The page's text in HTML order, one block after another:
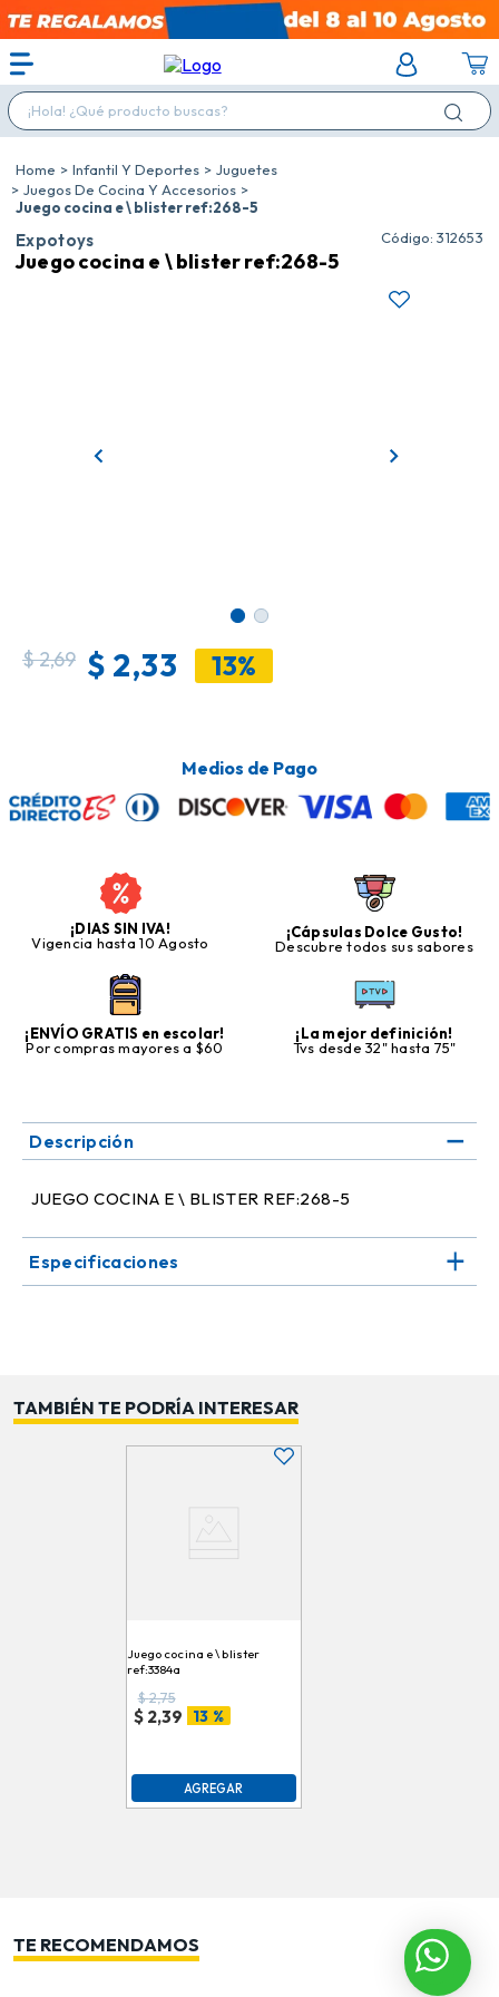
¡Hola! ¿Qué producto buscas?
Infantil Y Deportes
Juguetes
Juegos De Cocina Y Accesorios
Juego cocina e \ blister ref:268-5
Expotoys : 312653
Juego cocina e \ blister ref:268-5
$2,69 $ 2,33 13%
Medios de Pago
¡DIAS SIN IVA!
Vigencia hasta 10 Agosto
¡Cápsulas Dolce Gusto!
Descubre todos sus sabores
¡ENVÍO GRATIS en escolar!
Por compras mayores a $60
¡La mejor definición!
Tvs desde 32" hasta 75"
Descripción
JUEGO COCINA E \ BLISTER REF:268-5
Especificaciones
TAMBIÉN TE PODRÍA INTERESAR
Juego cocina e \ blister
ref:3384a
$2,75
$ 2,39 13 %
AGREGAR
TE RECOMENDAMOS